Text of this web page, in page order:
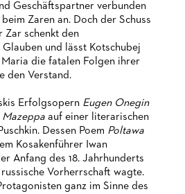
Geschäftspartner verbunden
Zaren an. Doch der Schuss
Zar schenkt den
und lässt Kotschubej
die fatalen Folgen ihrer
den Verstand.
Erfolgsopern Eugen Onegin
Mazeppa auf einer literarischen
Dessen Poem Poltawa
Kosakenführer Iwan
Anfang des 18. Jahrhunderts
Vorherrschaft wagte.
ganz im Sinne des